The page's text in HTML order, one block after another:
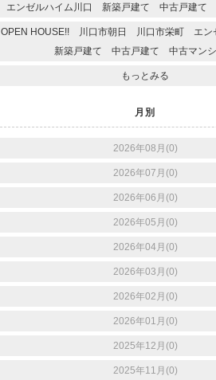
エンゼルハイム川口 新築戸建て 中古戸建て
OPEN HOUSE!! 川口市朝日 川口市栄町 エン
新築戸建て 中古戸建て 中古マン
もっとみる
月別
2026年08月(0)
2026年07月(0)
2026年06月(0)
2026年05月(0)
2026年04月(0)
2026年03月(0)
2026年02月(0)
2026年01月(0)
2025年12月(0)
2025年11月(0)